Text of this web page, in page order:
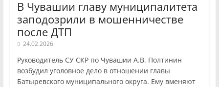
В Чувашии главу муниципалитета
заподозрили в мошенничестве
после ДТП
24.02.2026
Руководитель СУ СКР по Чувашии А.В. Полтинин
возбудил уголовное дело в отношении главы
Батыревского муниципального округа. Ему вменяют